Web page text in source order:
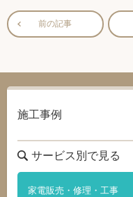
前の記事
施工事例
サービス別で見る
家電販売・修理・工事